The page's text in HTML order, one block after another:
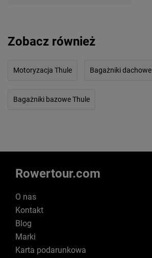
Zobacz również
Motoryzacja Thule Bagażniki
Bagażniki bazowe Thule
Rowertour.com
O nas
Kontakt
Blog
Marki
Karta podarunkowa